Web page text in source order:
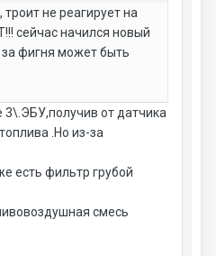
не реагирует на
сейчас начился новый
за фигня может быть
3\.ЭБУ,получив от датчика
.Но из-за
есть фильтр грубой
смесь